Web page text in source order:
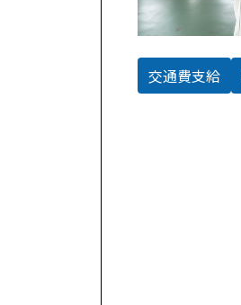
交通費支給